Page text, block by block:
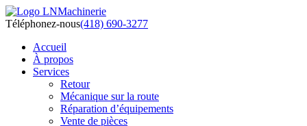
Téléphonez-nous(418) 690-3277
Accueil
À propos
Services
Retour
Mécanique sur la route
Réparation d’équipements
Vente de pièces